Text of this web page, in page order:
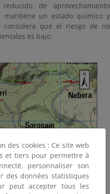
de aprovechamiento
mantiene un estado químico y
que el riesgo de no
es bajo.
des cookies : Ce site web
et tiers pour permettre à
personnaliser son
des données statistiques
peut accepter tous les